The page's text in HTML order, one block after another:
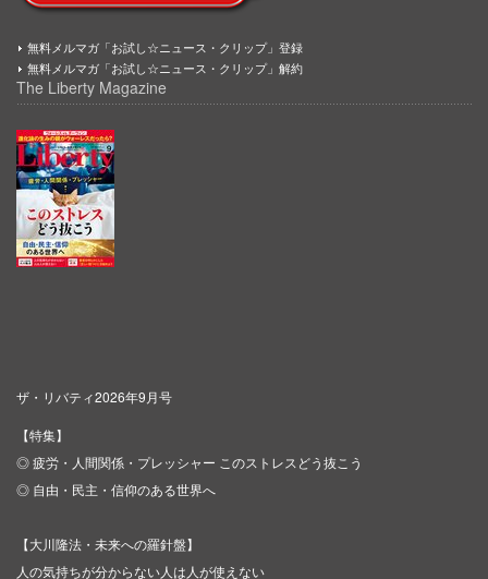
無料メルマガ「お試し☆ニュース・クリップ」登録
無料メルマガ「お試し☆ニュース・クリップ」解約
The Liberty Magazine
ザ・リバティ2026年9月号
【特集】
◎ 疲労・人間関係・プレッシャー このストレスどう抜こう
◎ 自由・民主・信仰のある世界へ
【大川隆法・未来への羅針盤】
人の気持ちが分からない人は人が使えない